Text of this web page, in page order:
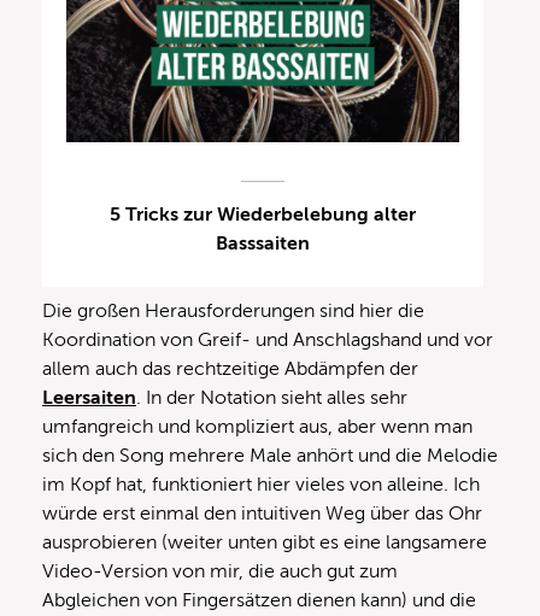
5 Tricks zur Wiederbelebung alter
Basssaiten
Die großen Herausforderungen sind hier die
Koordination von Greif- und Anschlagshand und vor
allem auch das rechtzeitige Abdämpfen der
Leersaiten. In der Notation sieht alles sehr
umfangreich und kompliziert aus, aber wenn man
sich den Song mehrere Male anhört und die Melodie
im Kopf hat, funktioniert hier vieles von alleine. Ich
würde erst einmal den intuitiven Weg über das Ohr
ausprobieren (weiter unten gibt es eine langsamere
Video-Version von mir, die auch gut zum
Abgleichen von Fingersätzen dienen kann) und die